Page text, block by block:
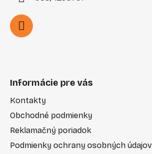
Informácie pre vás
Kontakty
Obchodné podmienky
Reklamačný poriadok
Podmienky ochrany osobných údajov